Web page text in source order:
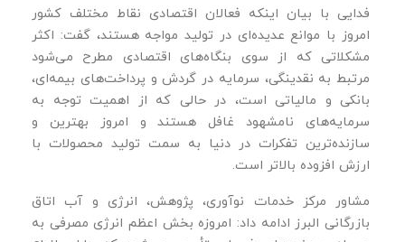
فدایی با بیان اینکه فعالان اقتصادی نقاط مختلف کشور
امروز با موانع عدیده‌ای در تولید مواجه هستند، گفت: اکثر
مشکلاتی که از سوی بنگاه‌های اقتصادی مطرح می‌شود
مرتبط به نقدینگی، سرمایه در گردش و پرداخت‌های بیمه‌ای،
بانکی و مالیاتی است، در حالی که از اهمیت توجه به
سرمایه‌های نامشهود غافل هستند و امروز بهترین و
سازنده‌ترین تفکرات در دنیا به سمت تولید محصولات با
ارزش افزوده بالاتر است.
مشاور مرکز خدمات نوآوری، پژوهش، انرژی و آب اتاق
بازرگانی البرز ادامه داد: امروزه بخش اعظم انرژی مصرفی به